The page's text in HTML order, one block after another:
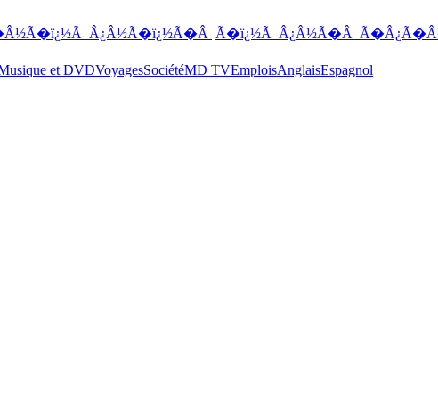
et DVDVoyagesSociétéMD TVEmploisAnglaisEspagnol